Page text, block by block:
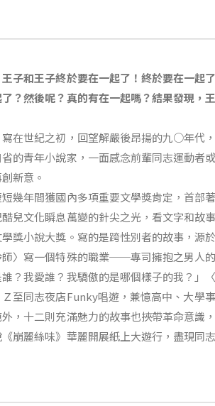
子和王子終於要在一起了！終於要在一起了
？然後呢？真的有在一起嗎？結果發現
在世紀之初，回望解嚴後昂揚的九○年代
的青年小說家，一面感念前輩同志運動者
新意。
幾年間獲國內多項重要文學獎肯定，首部
兒文化瞬息萬變的針尖之光，看文字和故
獎小說大獎。寫的是跨性別者的故事，源
〉寫一個特殊的職業──專司擁抱之男人
？我愛誰？我驕傲的是哪個樣子的我？」
至同志夜店Funky唱遊，兼憶高中、大學事
，十二則充滿魅力的故事也挾帶革命意識
崩麗絲味》華麗開展紙上大遊行，盡現同